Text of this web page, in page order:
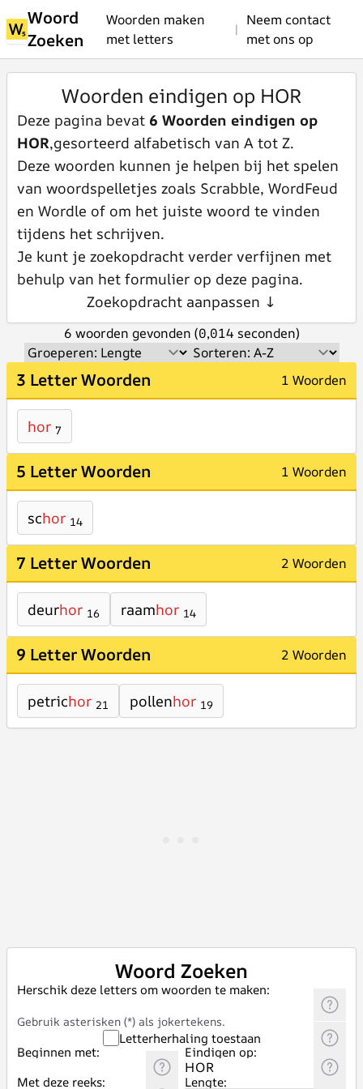
Woord
Zoeken
Woorden maken
met letters
|
Neem contact
met ons op
Woorden eindigen op HOR
Deze pagina bevat 6 Woorden eindigen op
HOR,gesorteerd alfabetisch van A tot Z.
Deze woorden kunnen je helpen bij het spelen
van woordspelletjes zoals Scrabble, WordFeud
en Wordle of om het juiste woord te vinden
tijdens het schrijven.
Je kunt je zoekopdracht verder verfijnen met
behulp van het formulier op deze pagina.
Zoekopdracht aanpassen ↓
6 woorden gevonden (0,014 seconden)
3 Letter Woorden 1 Woorden
hor 7
5 Letter Woorden 1 Woorden
schor 14
7 Letter Woorden 2 Woorden
deurhor 16 raamhor 14
9 Letter Woorden 2 Woorden
petrichor 21 pollenhor 19
Woord Zoeken
Herschik deze letters om woorden te maken:
Gebruik asterisken (*) als jokertekens.
Letterherhaling toestaan
Beginnen met:
Eindigen op:
Met deze reeks:
Lengte: